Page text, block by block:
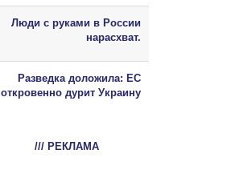
Люди с руками в России
нарасхват.
Разведка доложила: ЕС
откровенно дурит Украину
/// РЕКЛАМА